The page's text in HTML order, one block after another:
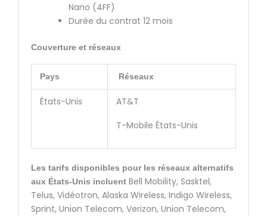
Nano (4FF)
Durée du contrat 12 mois
Couverture et réseaux
Pays Réseaux
États-Unis
AT&T
T-Mobile États-Unis
Les tarifs disponibles pour les réseaux alternatifs
aux États-Unis incluent Bell Mobility, Sasktel,
Telus, Vidéotron, Alaska Wireless, Indigo Wireless,
Sprint, Union Telecom, Verizon, Union Telecom,